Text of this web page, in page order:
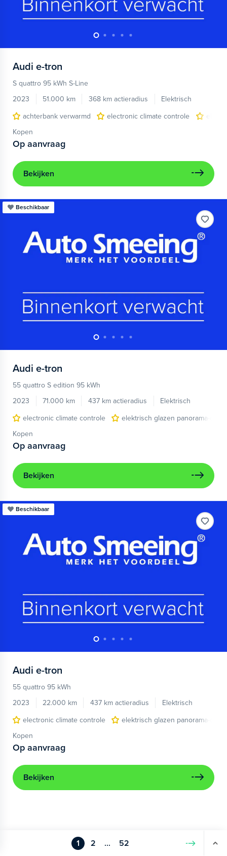
Audi e-tron
S quattro 95 kWh S-Line
2023
51.000 km 368 km actieradius
Elektrisch
achterbank verwarmd
electronic climate controle
Kopen
Op aanvraag
Bekijken
Beschikbaar
Audi e-tron
55 quattro S edition 95 kWh
2023
71.000 km 437 km actieradius
Elektrisch
electronic climate controle
elektrisch glazen panorama-dak
Kopen
Op aanvraag
Bekijken
Beschikbaar
Audi e-tron
55 quattro 95 kWh
2023
22.000 km 437 km actieradius
Elektrisch
electronic climate controle
elektrisch glazen panorama-dak
Kopen
Op aanvraag
Bekijken
1 2 ... 52 Volgende